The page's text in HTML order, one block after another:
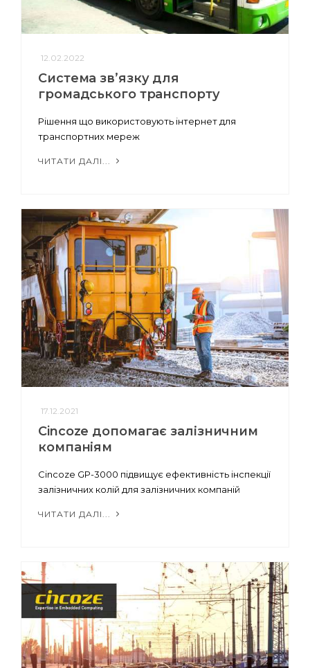
12.02.2022
Система зв’язку для
громадського транспорту
Рішення що використовують інтернет для
транспортних мереж
ЧИТАТИ ДАЛІ...
17.12.2021
Cincoze допомагає залізничним
компаніям
Cincoze GP-3000 підвищує ефективність інспекції
залізничних колій для залізничних компаній
ЧИТАТИ ДАЛІ...